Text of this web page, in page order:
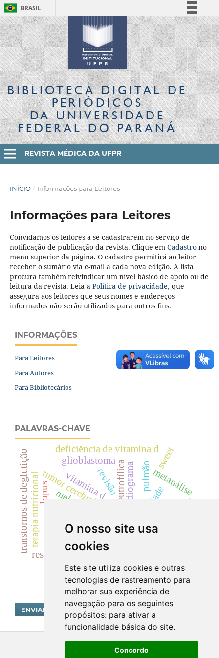
O nosso site usa
cookies
Este site utiliza cookies e outras
tecnologias de rastreamento para
melhorar sua experiência de
navegação para os seguintes
propósitos: para ativar a
funcionalidade básica do site.
Concordo
BRASIL
Simplifique!
Comunica BR
Participe
Acesso à informação
Legislação
Canais
BIBLIOTECA DIGITALDE
PERIÓDICOS
DA UNIVERSIDADE
FEDERAL DO PARANÁ
REVISTA MÉDICA DA UFPR
INÍCIO / Informações para Leitores
Informações para Leitores
Convidamos os leitores a se cadastrarem no serviço de
notificação de publicação da revista. Clique em Cadastrono
menu superior da página. O cadastro permitirá ao leitor
receber o sumário via e-mail a cada nova edição. A lista
procura também reivindicar um nível básico de apoio ou de
leitura da revista. Leia a Política de privacidade, que
assegura aos leitores que seus nomes e endereços
informados não serão utilizados para outros fins.
INFORMAÇÕES
Para Leitores
Para Autores
Para Bibliotecários
PALAVRAS-CHAVE
lúpus
dermatose neutrofílica
vitamina d
deficiência de vitamina d
mortalidade
eletrocardiograma
tumor cerebral
glioblastoma
trombolisetrombose
tadalafila
melanoma.
diálise
lupus
pulmão
revisão metanálise
terapia nutricional
resina de troca hipercalemia
transtornos de deglutição sweet
cistite
ENVIAR SUBMISSÃO